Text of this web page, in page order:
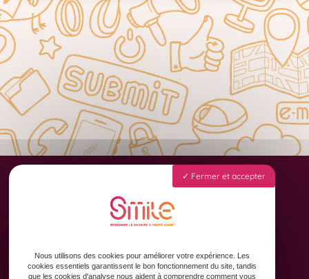
Accueil
Formation & Accompagnement
Graphisme & Design
Fermer et accepter
Nous utilisons des cookies pour améliorer votre expérience. Les
cookies essentiels garantissent le bon fonctionnement du site, tandis
que les cookies d'analyse nous aident à comprendre comment vous